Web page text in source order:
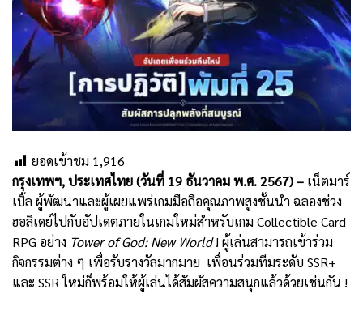
ยอดเข้าชม 1,916
กรุงเทพฯ,ประเทศไทย(วันที่ 19 ธันวาคม พ.ศ. 2567) – เน็ตมาร์
เบิ้ล ผู้พัฒนาและผู้เผยแพร่เกมมือถือคุณภาพสูงชั้นนำ ฉลองช่วง
ฮอลิเดย์ไปกับอัปเดตภายในเกมใหม่สำหรับเกม Collectible Card
RPG อย่าง Tower of God: New World! ผู้เล่นสามารถเข้าร่วม
กิจกรรมต่าง ๆ เพื่อรับรางวัลมากมาย เพื่อนร่วมทีมระดับ SSR+
และ SSR ใหม่ก็พร้อมให้ผู้เล่นได้สัมผัสความสนุกแล้วด้วยเช่นกัน !